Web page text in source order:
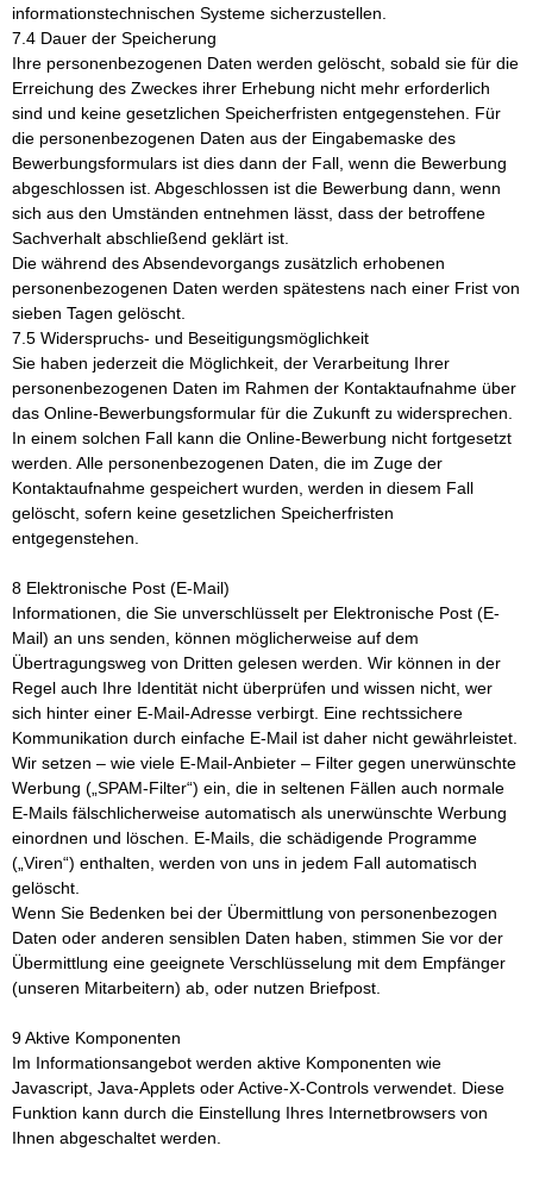
informationstechnischen Systeme sicherzustellen.
7.4 Dauer der Speicherung
Ihre personenbezogenen Daten werden gelöscht, sobald sie für die
Erreichung des Zweckes ihrer Erhebung nicht mehr erforderlich
sind und keine gesetzlichen Speicherfristen entgegenstehen. Für
die personenbezogenen Daten aus der Eingabemaske des
Bewerbungsformulars ist dies dann der Fall, wenn die Bewerbung
abgeschlossen ist. Abgeschlossen ist die Bewerbung dann, wenn
sich aus den Umständen entnehmen lässt, dass der betroffene
Sachverhalt abschließend geklärt ist.
Die während des Absendevorgangs zusätzlich erhobenen
personenbezogenen Daten werden spätestens nach einer Frist von
sieben Tagen gelöscht.
7.5 Widerspruchs- und Beseitigungsmöglichkeit
Sie haben jederzeit die Möglichkeit, der Verarbeitung Ihrer
personenbezogenen Daten im Rahmen der Kontaktaufnahme über
das Online-Bewerbungsformular für die Zukunft zu widersprechen.
In einem solchen Fall kann die Online-Bewerbung nicht fortgesetzt
werden. Alle personenbezogenen Daten, die im Zuge der
Kontaktaufnahme gespeichert wurden, werden in diesem Fall
gelöscht, sofern keine gesetzlichen Speicherfristen
entgegenstehen.
8 Elektronische Post (E-Mail)
Informationen, die Sie unverschlüsselt per Elektronische Post (E-
Mail) an uns senden, können möglicherweise auf dem
Übertragungsweg von Dritten gelesen werden. Wir können in der
Regel auch Ihre Identität nicht überprüfen und wissen nicht, wer
sich hinter einer E-Mail-Adresse verbirgt. Eine rechtssichere
Kommunikation durch einfache E-Mail ist daher nicht gewährleistet.
Wir setzen – wie viele E-Mail-Anbieter – Filter gegen unerwünschte
Werbung („SPAM-Filter“) ein, die in seltenen Fällen auch normale
E-Mails fälschlicherweise automatisch als unerwünschte Werbung
einordnen und löschen. E-Mails, die schädigende Programme
(„Viren“) enthalten, werden von uns in jedem Fall automatisch
gelöscht.
Wenn Sie Bedenken bei der Übermittlung von personenbezogen
Daten oder anderen sensiblen Daten haben, stimmen Sie vor der
Übermittlung eine geeignete Verschlüsselung mit dem Empfänger
(unseren Mitarbeitern) ab, oder nutzen Briefpost.
9 Aktive Komponenten
Im Informationsangebot werden aktive Komponenten wie
Javascript, Java-Applets oder Active-X-Controls verwendet. Diese
Funktion kann durch die Einstellung Ihres Internetbrowsers von
Ihnen abgeschaltet werden.